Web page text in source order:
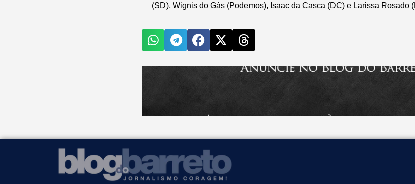
(SD), Wignis do Gás (Podemos), Isaac da Casca (DC) e Larissa Rosado